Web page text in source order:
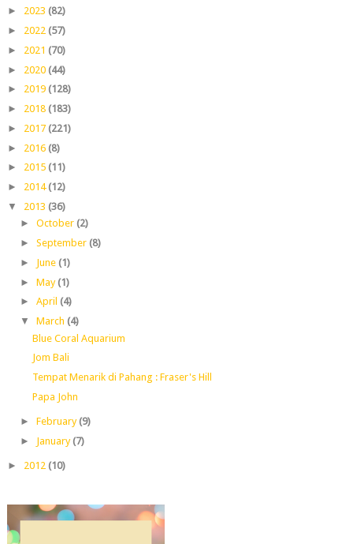
► 2023 (82)
► 2022 (57)
► 2021 (70)
► 2020 (44)
► 2019 (128)
► 2018 (183)
► 2017 (221)
► 2016 (8)
► 2015 (11)
► 2014 (12)
▼ 2013 (36)
► October (2)
► September (8)
► June (1)
► May (1)
► April (4)
▼ March (4)
Blue Coral Aquarium
Jom Bali
Tempat Menarik di Pahang : Fraser's Hill
Papa John
► February (9)
► January (7)
► 2012 (10)